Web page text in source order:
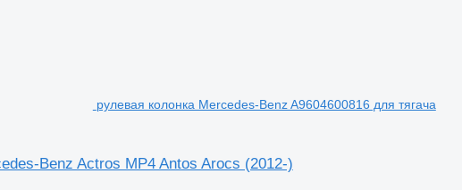
рулевая колонка Mercedes-Benz A9604600816 для тягача
Benz Actros MP4 Antos Arocs (2012-)